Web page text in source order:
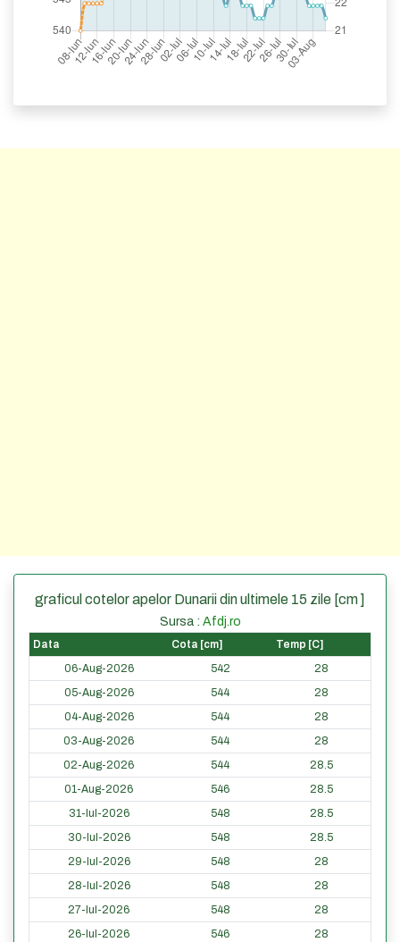
graficul cotelor apelor Dunarii din ultimele 15 zile [cm ]
Sursa : Afdj.ro
Data Cota [cm]
Temp [C]
06-Aug-2026
542
28
05-Aug-2026
544
28
04-Aug-2026
544
28
03-Aug-2026
544
28
02-Aug-2026
544
28.5
01-Aug-2026
546
28.5
31-Iul-2026
548
28.5
30-Iul-2026
548
28.5
29-Iul-2026
548
28
28-Iul-2026
548
28
27-Iul-2026
548
28
26-Iul-2026
546
28